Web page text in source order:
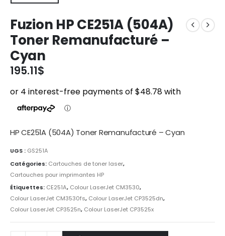
Fuzion HP CE251A (504A)
Toner Remanufacturé –
Cyan
195.11$
HP CE251A (504A) Toner Remanufacturé – Cyan
UGS : GS251A
Catégories: Cartouches de toner laser,
Cartouches pour imprimantes HP
Étiquettes: CE251A, Colour LaserJet CM3530,
Colour LaserJet CM3530fs, Colour LaserJet CP3525dn,
Colour LaserJet CP3525n, Colour LaserJet CP3525x